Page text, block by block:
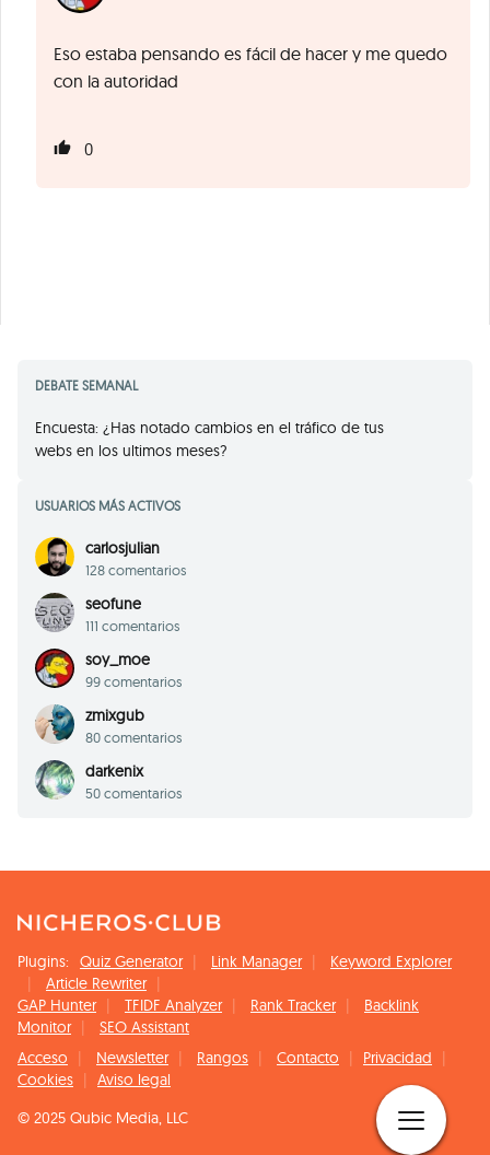
Eso estaba pensando es fácil de hacer y me quedo
con la autoridad
0
DEBATE SEMANAL
Encuesta: ¿Has notado cambios en el tráfico de tus
webs en los ultimos meses?
USUARIOS MÁS ACTIVOS
carlosjulian
128 comentarios
seofune
111 comentarios
soy_moe
99 comentarios
zmixgub
80 comentarios
darkenix
50 comentarios
Plugins: Quiz Generator Link Manager
Keyword Explorer
Article Rewriter
GAP Hunter
TFIDF Analyzer Rank Tracker
Backlink
Monitor
SEO Assistant
Acceso
Newsletter Rangos Contacto
Privacidad
Cookies
Aviso legal
© 2025 Qubic Media, LLC